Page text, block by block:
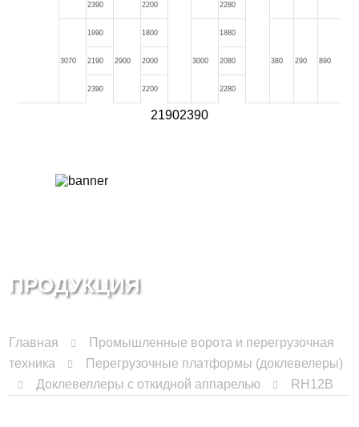
2390 2200 2280
3070
1990
2900
1800
3000
1880
380 290 890
2190 2000 2080
2390 2200 2280
21902390
ПРОДУКЦИЯ
Главная
Промышленные ворота и перегрузочная
техника
Перегрузочные платформы (доклевелеры)
Доклевеллеры с откидной аппарелью
RH12B